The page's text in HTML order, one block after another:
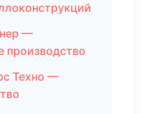
—
производство
Техно —